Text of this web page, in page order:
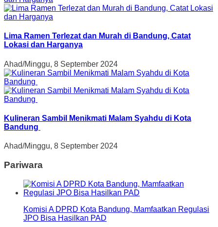
Lima Ramen Terlezat dan Murah di Bandung, Catat
Lokasi dan Harganya
Ahad/Minggu, 8 September 2024
Kulineran Sambil Menikmati Malam Syahdu di Kota
Bandung
Ahad/Minggu, 8 September 2024
Pariwara
Komisi A DPRD Kota Bandung, Mamfaatkan Regulasi
JPO Bisa Hasilkan PAD